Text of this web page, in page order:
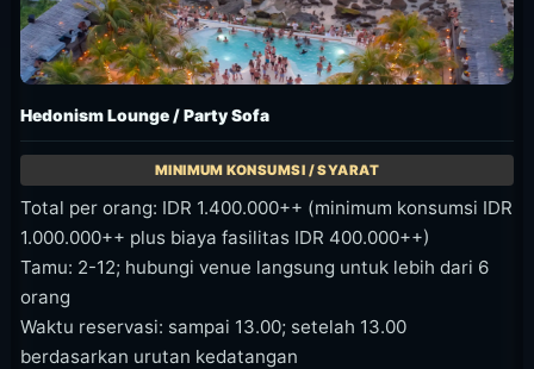
Hedonism Lounge / Party Sofa
Total per orang: IDR 1.400.000++ (minimum konsumsi IDR
1.000.000++ plus biaya fasilitas IDR 400.000++)
Tamu: 2-12; hubungi venue langsung untuk lebih dari 6
orang
Waktu reservasi: sampai 13.00; setelah 13.00
berdasarkan urutan kedatangan